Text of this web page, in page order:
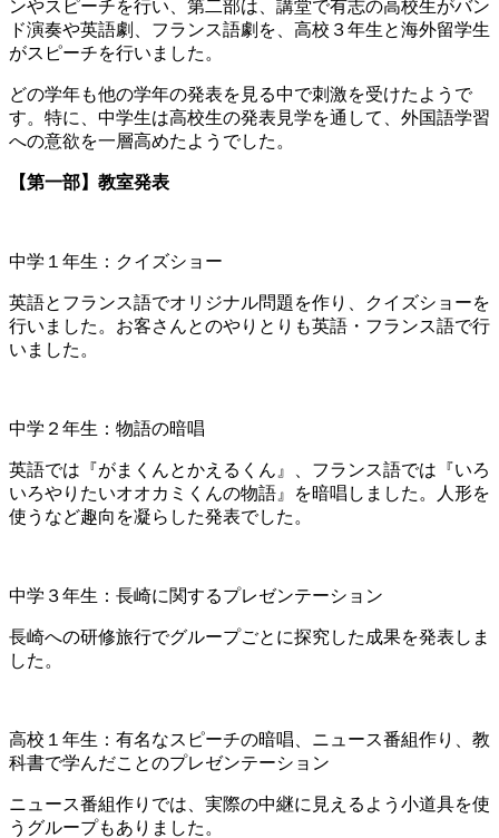
ンやスピーチを行い、第二部は、講堂で有志の高校生がバン
ド演奏や英語劇、フランス語劇を、高校３年生と海外留学生
がスピーチを行いました。
どの学年も他の学年の発表を見る中で刺激を受けたようで
す。特に、中学生は高校生の発表見学を通して、外国語学習
への意欲を一層高めたようでした。
【第一部】教室発表
中学１年生：クイズショー
英語とフランス語でオリジナル問題を作り、クイズショーを
行いました。お客さんとのやりとりも英語・フランス語で行
いました。
中学２年生：物語の暗唱
英語では『がまくんとかえるくん』、フランス語では『いろ
いろやりたいオオカミくんの物語』を暗唱しました。人形を
使うなど趣向を凝らした発表でした。
中学３年生：長崎に関するプレゼンテーション
長崎への研修旅行でグループごとに探究した成果を発表しま
した。
高校１年生：有名なスピーチの暗唱、ニュース番組作り、教
科書で学んだことのプレゼンテーション
ニュース番組作りでは、実際の中継に見えるよう小道具を使
うグループもありました。